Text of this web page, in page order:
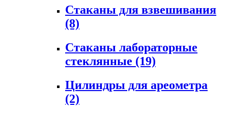
Стаканы для взвешивания
(8)
Стаканы лабораторные
стеклянные (19)
Цилиндры для ареометра
(2)